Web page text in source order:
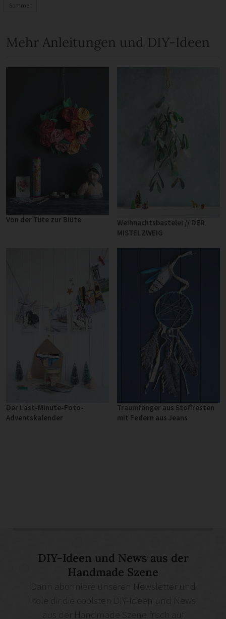
Sommer
Mehr Anleitungen und DIY-Ideen
Von der Tüte zur Blüte
Weihnachtsbastelei // DER
MISTELZWEIG
Der Last-Minute-Foto-
Adventskalender
Traumfänger aus Stoffresten
mit Federn aus Jeans
DIY-Ideen und News aus der
Handmade Szene